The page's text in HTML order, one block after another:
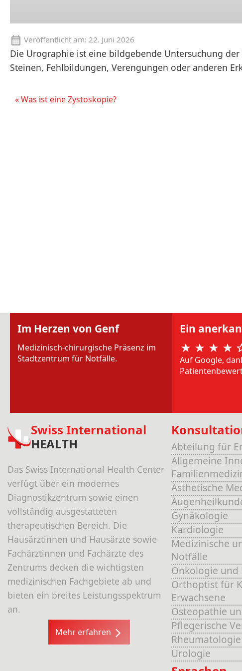
Veröffentlicht am: 22. Juni 2026
Die Urographie ist eine bildgebende Untersuchung
Steinen, Fehlbildungen, Verengungen oder anderen
« Was ist eine Zystoskopie?
Im Herzen von Genf
Medizinisch-chirurgische Präsenz im
Stadtzentrum für Notfälle.
Ein
Auf Google,
Swiss International
HEALTH
Das Swiss International Health Center
verfügt über ein modernes
Diagnostikzentrum sowie einen
vollständig ausgestatteten
therapeutischen Bereich. Die
Hausärztinnen und Hausärzte sowie
Fachärztinnen und Fachärzte des
Zentrums decken die wichtigsten
medizinischen Fachgebiete ab und
bieten ein breites Leistungsspektrum
an.
Mehr erfahren
Abteilung für
Allgemeine
Ästhetische
Gynäkologie
Kardiologie
Medizinische
Notfälle
Onkologie
Orthoptist für
Erwachsene
Osteopathie
Pflegerische
Rheumatologie
Urologie